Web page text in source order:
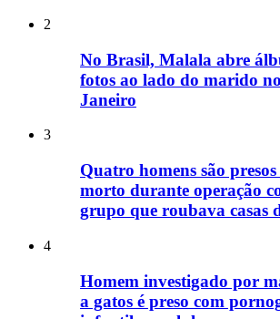
2
No Brasil, Malala abre
fotos ao lado do marido
Janeiro
3
Quatro homens são presos
morto durante operação
grupo que roubava casas
4
Homem investigado por
a gatos é preso com